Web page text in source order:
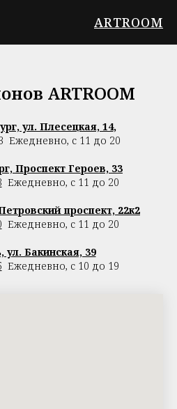
ARTROOM
ARTROOM
ул. Плесецкая, 14,
Ежедневно, с 11 до 20
Проспект Героев, 33
Ежедневно, с 11 до 20
проспект, 22к2
Ежедневно, с 11 до 20
ул. Бакинская, 39
Ежедневно, с 10 до 19